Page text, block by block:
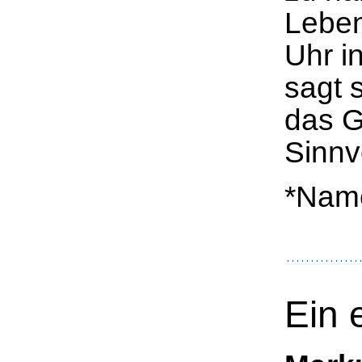
Uhr
sagt
das
Ein